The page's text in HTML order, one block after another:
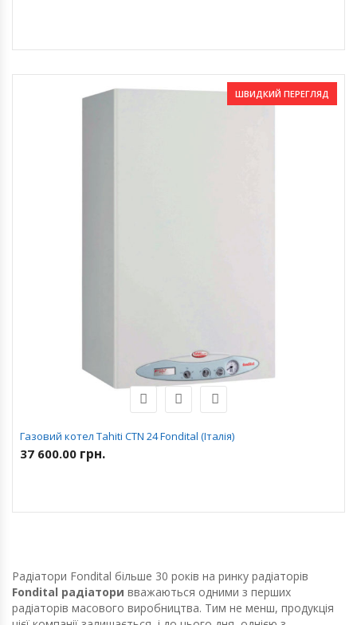
ШВИДКИЙ ПЕРЕГЛЯД
Газовий котел Tahiti CTN 24 Fondital (Італія)
37 600.00 грн.
Радіатори Fondital більше 30 років на ринку радіаторів
Fondital радіатори вважаються одними з перших
радіаторів масового виробництва. Тим не менш, продукція